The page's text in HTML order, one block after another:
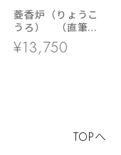
菱香炉（りょうこ
うろ） （直筆パ
ワー添加)
¥13,750
TOPへ